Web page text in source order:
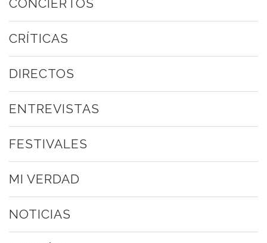
CONCIERTOS
CRÍTICAS
DIRECTOS
ENTREVISTAS
FESTIVALES
MI VERDAD
NOTICIAS